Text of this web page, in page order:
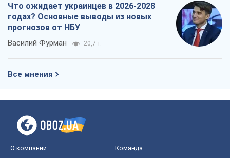
Что ожидает украинцев в 2026-2028
годах? Основные выводы из новых
прогнозов от НБУ
Василий Фурман 20,7 т.
Все мнения
О компании Команда